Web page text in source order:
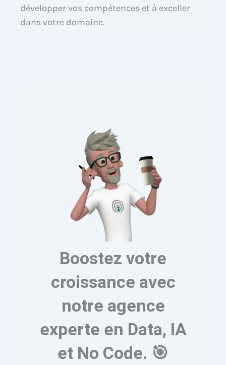
développer vos compétences et à exceller
dans votre domaine.
Boostez votre
croissance avec
notre agence
experte en Data, IA
et No Code. 🎯